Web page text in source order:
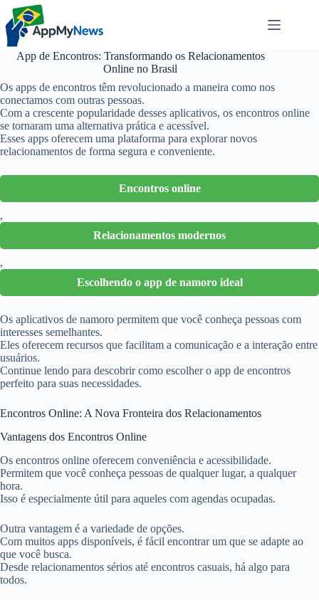
Pular
para
conteúdo
App de Encontros: Transformando os Relacionamentos
Online no Brasil
Os apps de encontros têm revolucionado a maneira como nos
conectamos com outras pessoas.
Com a crescente popularidade desses aplicativos, os encontros online
se tornaram uma alternativa prática e acessível.
Esses apps oferecem uma plataforma para explorar novos
relacionamentos de forma segura e conveniente.
Encontros online
,
Relacionamentos modernos
,
Escolhendo o app de namoro ideal
Os aplicativos de namoro permitem que você conheça pessoas com
interesses semelhantes.
Eles oferecem recursos que facilitam a comunicação e a interação entre
usuários.
Continue lendo para descobrir como escolher o app de encontros
perfeito para suas necessidades.
Encontros Online: A Nova Fronteira dos Relacionamentos
Vantagens dos Encontros Online
Os encontros online oferecem conveniência e acessibilidade.
Permitem que você conheça pessoas de qualquer lugar, a qualquer
hora.
Isso é especialmente útil para aqueles com agendas ocupadas.
Outra vantagem é a variedade de opções.
Com muitos apps disponíveis, é fácil encontrar um que se adapte ao
que você busca.
Desde relacionamentos sérios até encontros casuais, há algo para
todos.